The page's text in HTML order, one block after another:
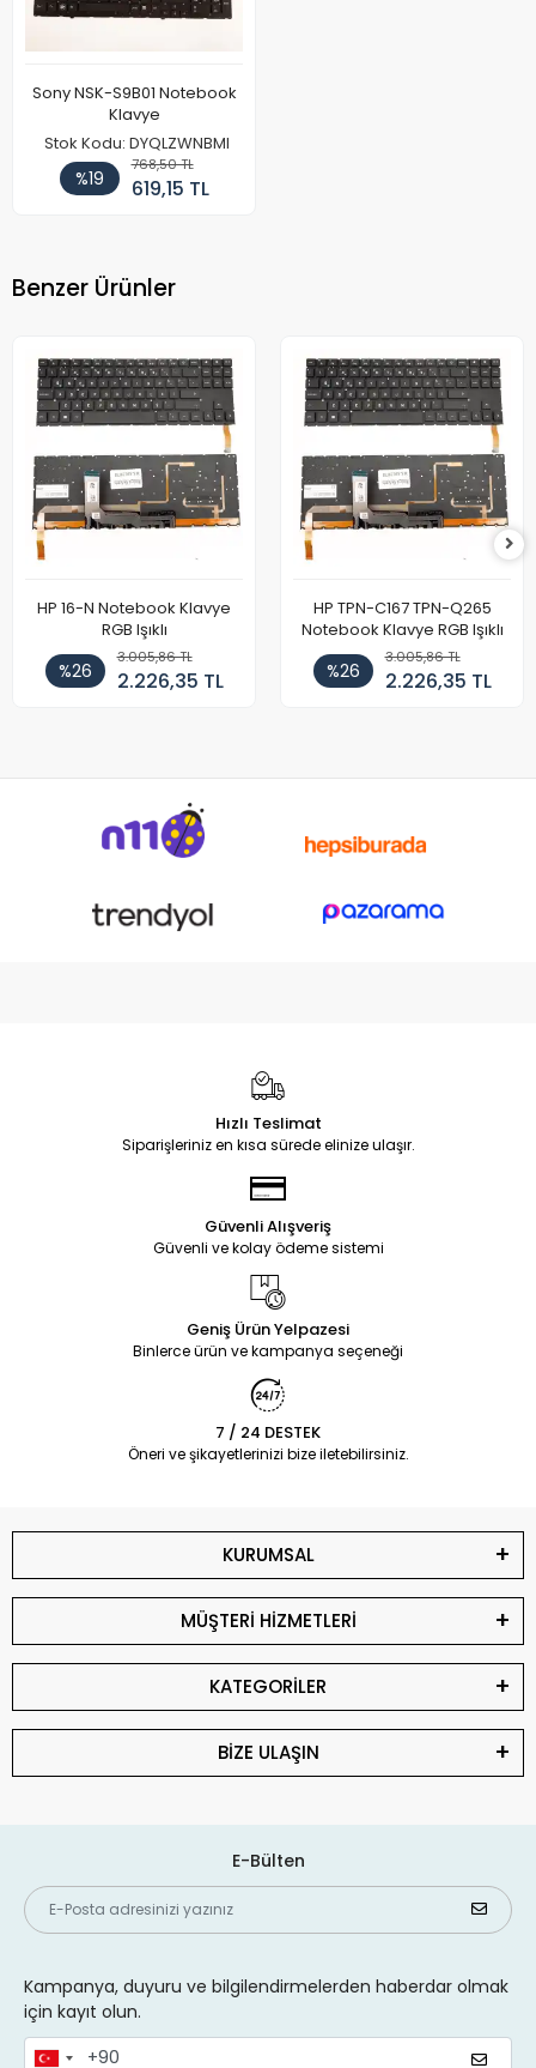
Sony NSK-S9B01 Notebook
Klavye
Stok Kodu: DYQLZWNBMI
%19
768,50 TL
619,15 TL
Benzer Ürünler
HP 16-N Notebook Klavye
RGB Işıklı
%26
3.005,86 TL
2.226,35 TL
HP TPN-C167 TPN-Q265
Notebook Klavye RGB Işıklı
%26
3.005,86 TL
2.226,35 TL
Hızlı Teslimat
Siparişleriniz en kısa sürede elinize ulaşır.
Güvenli Alışveriş
Güvenli ve kolay ödeme sistemi
Geniş Ürün Yelpazesi
Binlerce ürün ve kampanya seçeneği
7 / 24 DESTEK
Öneri ve şikayetlerinizi bize iletebilirsiniz.
KURUMSAL
MÜŞTERİ HİZMETLERİ
KATEGORİLER
BİZE ULAŞIN
E-Bülten
Kampanya, duyuru ve bilgilendirmelerden haberdar olmak
için kayıt olun.